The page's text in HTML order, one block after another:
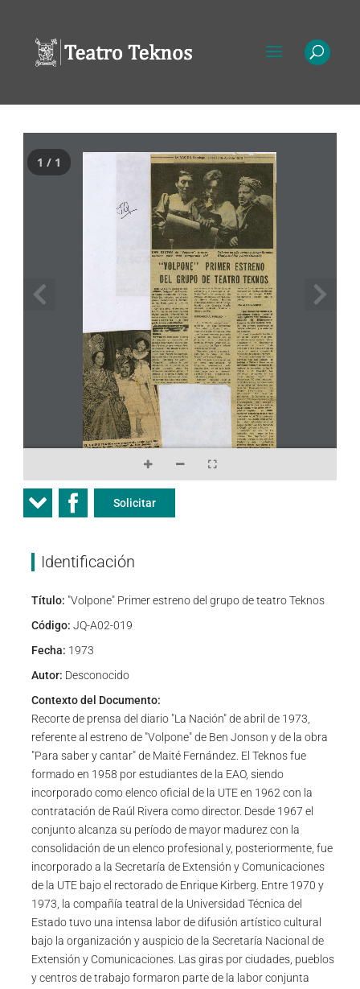
1 / 1
Solicitar
Identificación
Título: "Volpone" Primer estreno del grupo de teatro Teknos
Código: JQ-A02-019
Fecha: 1973
Autor: Desconocido
Contexto del Documento:
Recorte de prensa del diario "La Nación" de abril de 1973,
referente al estreno de "Volpone" de Ben Jonson y de la obra
"Para saber y cantar" de Maité Fernández. El Teknos fue
formado en 1958 por estudiantes de la EAO, siendo
incorporado como elenco oficial de la UTE en 1962 con la
contratación de Raúl Rivera como director. Desde 1967 el
conjunto alcanza su período de mayor madurez con la
consolidación de un elenco profesional y, posteriormente, fue
incorporado a la Secretaría de Extensión y Comunicaciones
de la UTE bajo el rectorado de Enrique Kirberg. Entre 1970 y
1973, la compañía teatral de la Universidad Técnica del
Estado tuvo una intensa labor de difusión artístico cultural
bajo la organización y auspicio de la Secretaría Nacional de
Extensión y Comunicaciones. Las giras por ciudades, pueblos
y centros de trabajo formaron parte de la labor conjunta